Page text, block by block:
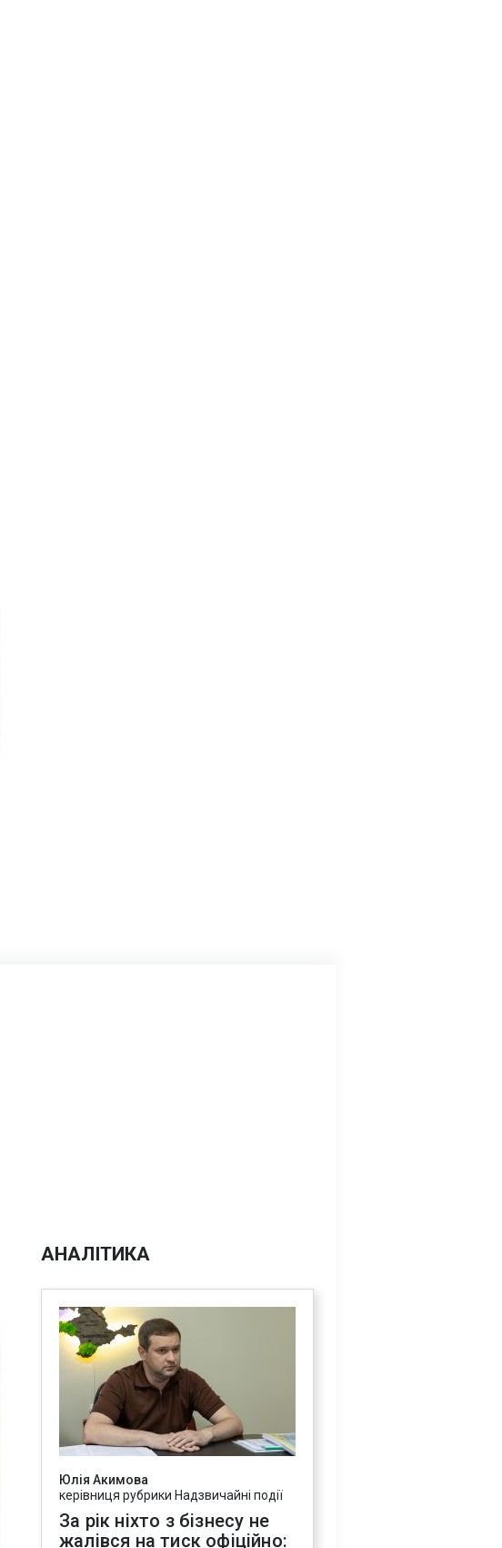
АНАЛІТИКА
Юлія Акимова
керівниця рубрики Надзвичайні події
За рік ніхто з бізнесу не
жалівся на тиск офіційно: